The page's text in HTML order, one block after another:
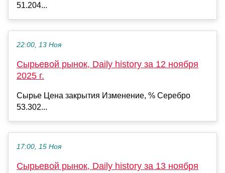
51.204...
22:00, 13 Ноя
Сырьевой рынок, Daily history за 12 ноября
2025 г.
Сырье Цена закрытия Изменение, % Серебро
53.302...
17:00, 15 Ноя
Сырьевой рынок, Daily history за 13 ноября